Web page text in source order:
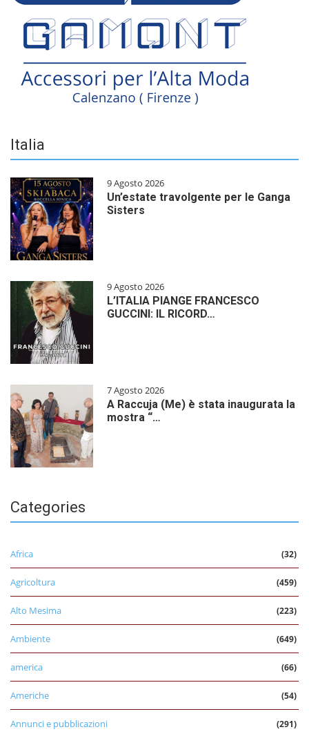
Italia
9 Agosto 2026
Un’estate travolgente per le Ganga
Sisters
9 Agosto 2026
L’ITALIA PIANGE FRANCESCO
GUCCINI: IL RICORD…
7 Agosto 2026
A Raccuja (Me) è stata inaugurata la
mostra “…
Categories
Africa (32)
Agricoltura (459)
Alto Mesima (223)
Ambiente (649)
america (66)
Americhe (54)
Annunci e pubblicazioni (291)